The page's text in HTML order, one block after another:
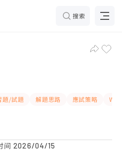
搜索
习推介
題/試題 解題思路 應試策略
间2026/04/15